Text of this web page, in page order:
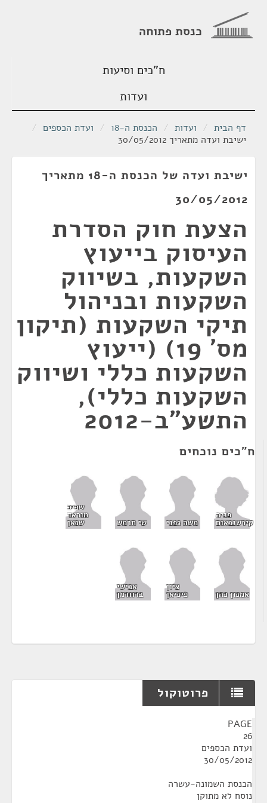
כנסת פתוחה
ח"כים וסיעות
ועדות
דף הבית / ועדות / הכנסת ה-18 / ועדת הכספים /
ישיבת ועדה מתאריך 30/05/2012
ישיבת ועדה של הכנסת ה-18 מתאריך
30/05/2012
הצעת חוק הסדרת
העיסוק בייעוץ
השקעות, בשיווק
השקעות ובניהול
תיקי השקעות (תיקון
מס' 19) (ייעוץ
השקעות כללי ושיווק
השקעות כללי),
התשע"ב-2012
ח"כים נוכחים
פניה
קירשנבאום משה גפני שי חרמש
שכיב
מוראד
שנאן
אמנון כהן
ציון
פיניאן
אבישי
ברוורמן
פרוטוקול
PAGE
26
ועדת הכספים
30/05/2012
הכנסת השמונה-עשרה
נוסח לא מתוקן